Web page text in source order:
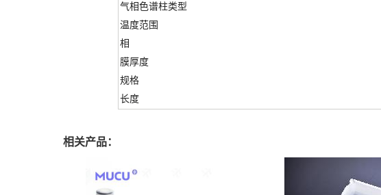
气相色谱柱类型
温度范围
相
膜厚度
规格
长度
相关产品：